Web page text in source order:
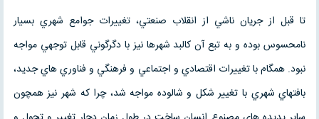
تا قبل از جريان ناشي از انقلاب صنعتي، تغييرات جوامع شهري بسيار
نامحسوس بوده و به تبع آن کالبد شهرها نيز با دگرگوني قابل توجهي مواجه
نبود. همگام با تغييرات اقتصادي و اجتماعي و فرهنگي و فناوري هاي جديد،
بافتهاي شهري با تغيير شکل و شالوده مواجه شد، چرا که شهر نيز همچون